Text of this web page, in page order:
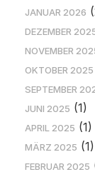
JANUAR 2026
DEZEMBER
NOVEMBER
OKTOBER 2025
SEPTEMBER
JUNI 2025 (1)
APRIL 2025 (1)
MÄRZ 2025 (1)
FEBRUAR 2025